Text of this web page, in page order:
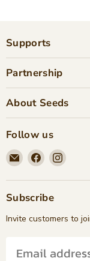
Supports
Partnership
About Seeds
Follow us
Email
Seeds
Children's
Bookstore
Find
on
Facebook
Find
on
Subscribe
Invite customers to